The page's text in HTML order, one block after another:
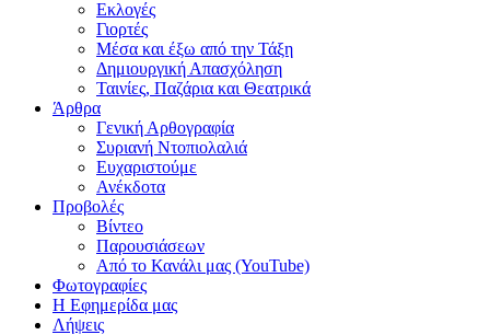
Εκλογές
Γιορτές
Μέσα και έξω από την Τάξη
Δημιουργική Απασχόληση
Ταινίες, Παζάρια και Θεατρικά
Άρθρα
Γενική Αρθογραφία
Συριανή Ντοπιολαλιά
Ευχαριστούμε
Ανέκδοτα
Προβολές
Βίντεο
Παρουσιάσεων
Από το Κανάλι μας (YouTube)
Φωτογραφίες
Η Εφημερίδα μας
Λήψεις